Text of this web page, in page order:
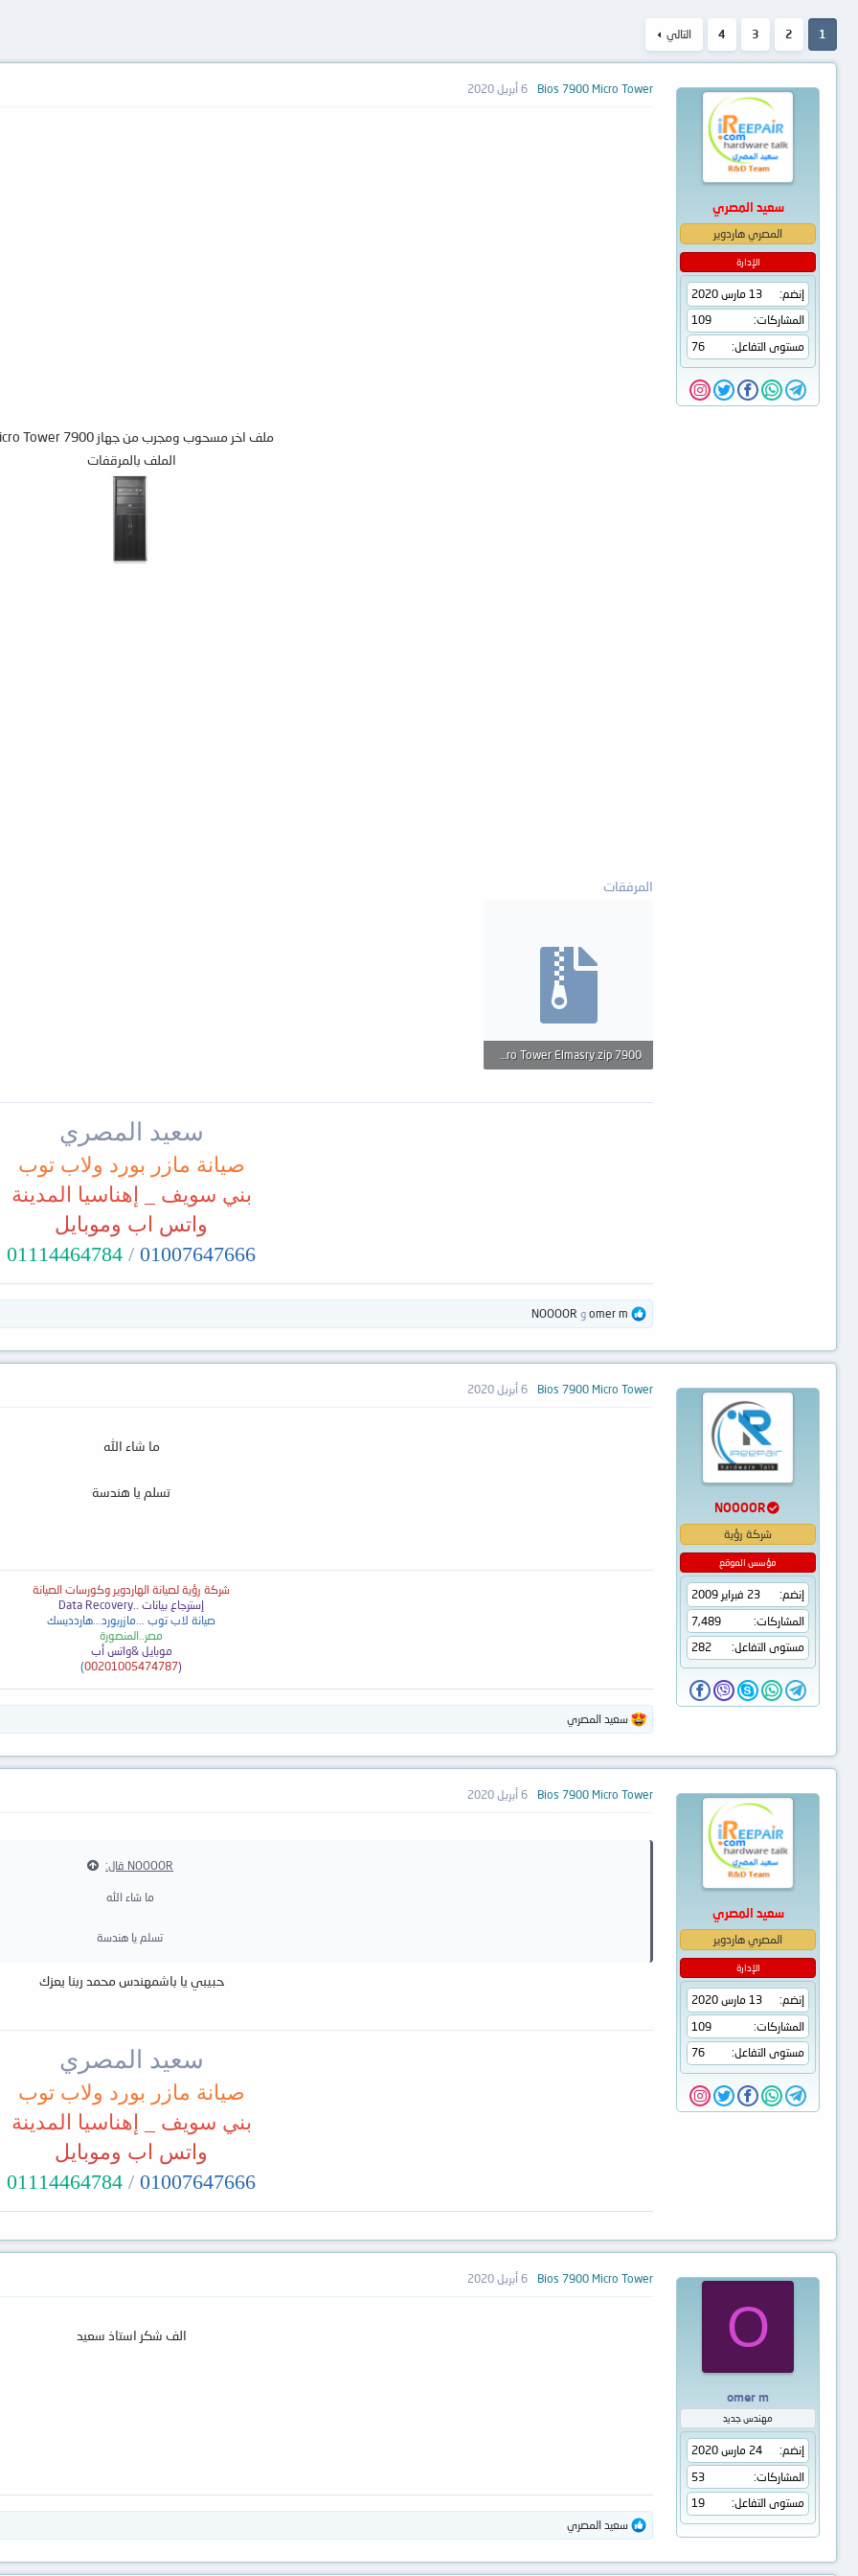
1
2
3
4 التالي
سعيد المصري
المصري هاردوير
الإدارة
إنضم
13 مارس 2020
المشاركات
109
مستوى التفاعل
76
Bios 7900 Micro Tower 6 أبريل 2020
ملف اخر مسحوب ومجرب من جهاز 7900 Micro Tower
الملف بالمرقفات
المرفقات
7900 Micro Tower Elmasry.zip
سعيد المصري
صيانة مازر بورد ولاب توب
بني سويف _ إهناسيا المدينة
واتس اب وموبايل
01007647666
/
01114464784
ا
ل
ع
omer m و NOOOOR
NOOOOR
شركة رؤية
مؤسس الموقع
إنضم
23 فبراير 2009
المشاركات
7,489
مستوى التفاعل
282
Bios 7900 Micro Tower 6 أبريل 2020
ما شاء الله
تسلم يا هندسة
شركة رؤية لصيانة الهاردوير وكورسات الصيانة
إسترجاع بيانات .. Data Recovery
صيانة لاب توب ...مازربورد...هاردديسك
مصر..المنصورة
موبايل &واتس أب
(
00201005474787
)
ا
ل
ع
سعيد المصري
سعيد المصري
المصري هاردوير
الإدارة
إنضم
13 مارس 2020
المشاركات
109
مستوى التفاعل
76
Bios 7900 Micro Tower 6 أبريل 2020
NOOOOR قال:
ما شاء الله
تسلم يا هندسة
حبيبي يا باشمهندس محمد ربنا يعزك
سعيد المصري
صيانة مازر بورد ولاب توب
بني سويف _ إهناسيا المدينة
واتس اب وموبايل
01007647666
/
01114464784
O
omer m
مهندس جديد
إنضم
24 مارس 2020
المشاركات
53
مستوى التفاعل
19
Bios 7900 Micro Tower 6 أبريل 2020
الف شكر استاذ سعيد
ا
ل
سعيد المصري